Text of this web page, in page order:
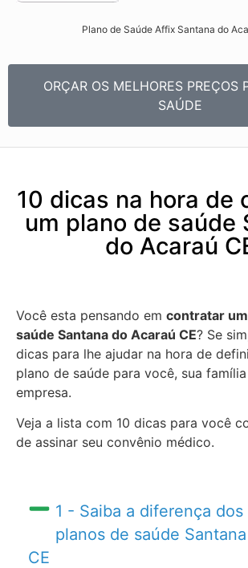
Plano de Saúde Affix Santana do
ORÇAR OS MELHORES PREÇOS
SAÚDE
10 dicas na hora de
um plano de saúde
do Acaraú
Você esta pensando em contratar
saúde Santana do Acaraú CE? Se
dicas para lhe ajudar na hora de
plano de saúde para você, sua
empresa.
Veja a lista com 10 dicas para você
de assinar seu convênio médico.
1 - Saiba a diferença
planos de saúde
CE